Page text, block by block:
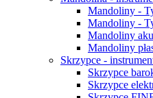
Mandoliny -
Mandoliny -
Mandoliny
Mandoliny
Skrzypce -
Skrzypce
Skrzypce